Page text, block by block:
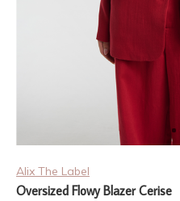
Alix The Label
Oversized Flowy Blazer Cerise